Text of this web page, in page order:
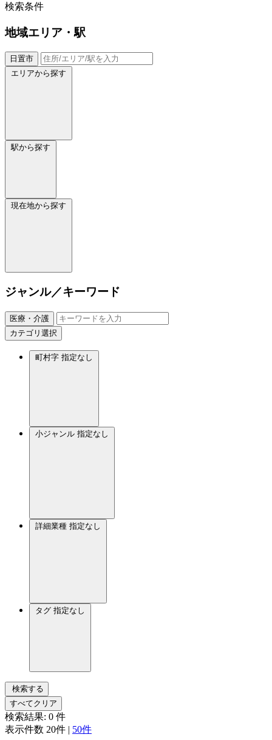
検索条件
地域エリア・駅
日置市
エリアから探す
駅から探す
現在地から探す
ジャンル／キーワード
医療・介護
カテゴリ選択
町村字 指定なし
小ジャンル 指定なし
詳細業種 指定なし
タグ 指定なし
検索する
すべてクリア
検索結果: 0 件
表示件数 20件 | 50件